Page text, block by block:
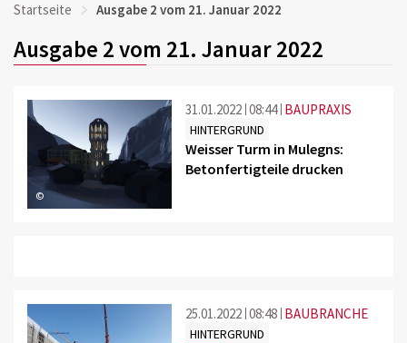
Startseite Ausgabe 2 vom 21. Januar 2022
Ausgabe 2 vom 21. Januar 2022
©
31.01.2022 08:44 BAUPRAXIS
HINTERGRUND
Weisser Turm in Mulegns:
Betonfertigteile drucken
25.01.2022 08:48 BAUBRANCHE
HINTERGRUND